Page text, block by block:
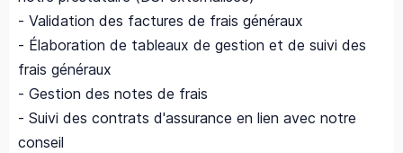
- Validation des factures de frais généraux
- Élaboration de tableaux de gestion et de suivi des
frais généraux
- Gestion des notes de frais
- Suivi des contrats d'assurance en lien avec notre
conseil